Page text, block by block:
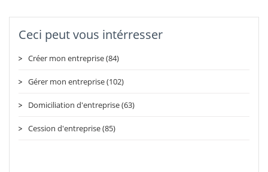
Ceci peut vous intérresser
Créer mon entreprise (84)
Gérer mon entreprise (102)
Domiciliation d'entreprise (63)
Cession d'entreprise (85)